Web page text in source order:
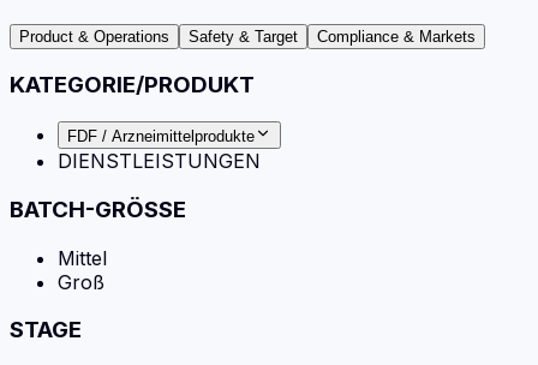
Product & Operations Safety & Target Compliance & Markets
KATEGORIE/PRODUKT
FDF / Arzneimittelprodukte
DIENSTLEISTUNGEN
BATCH-GRÖSSE
Mittel
Groß
STAGE